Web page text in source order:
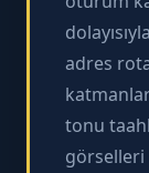
adres
tonu